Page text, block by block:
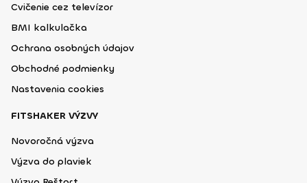
Cvičenie cez televízor
BMI kalkulačka
Ochrana osobných údajov
Obchodné podmienky
Nastavenia cookies
FITSHAKER VÝZVY
Novoročná výzva
Výzva do plaviek